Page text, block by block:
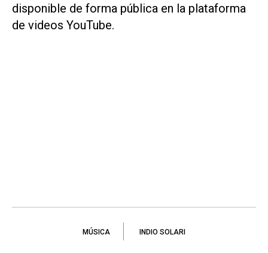
disponible de forma pública en la plataforma
de videos YouTube.
MÚSICA INDIO SOLARI